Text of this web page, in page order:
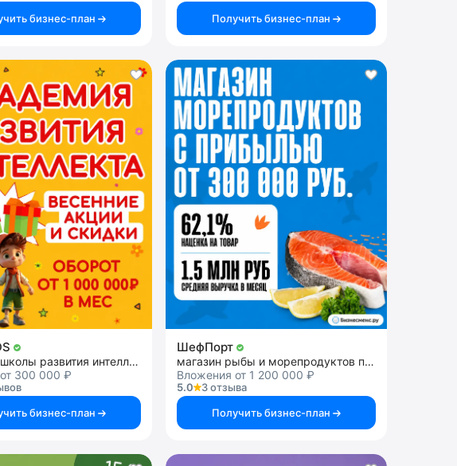
бизнес-план
Получить бизнес-план
франшиза школы развития интеллекта у детей
300 000 ₽
бизнес-план
ШефПорт
магазин рыбы и морепродуктов премиального качества
Вложения от 1 200 000 ₽
5.0
3 отзыва
Получить бизнес-план